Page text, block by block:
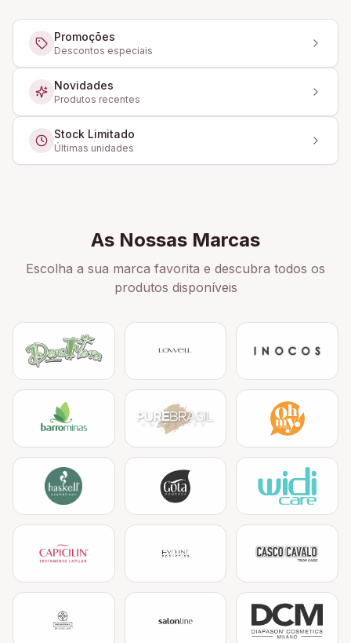
Promoções
Descontos especiais
Novidades
Produtos recentes
Stock Limitado
Últimas unidades
As Nossas Marcas
Escolha a sua marca favorita e descubra todos os
produtos disponíveis